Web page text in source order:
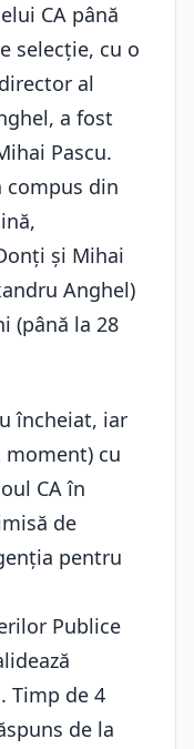
CA până
selecție, cu o
al
a fost
Pascu.
compus din
și Mihai
Anghel)
(până la 28
încheiat, iar
moment) cu
CA în
de
pentru
Publice
Timp de 4
de la